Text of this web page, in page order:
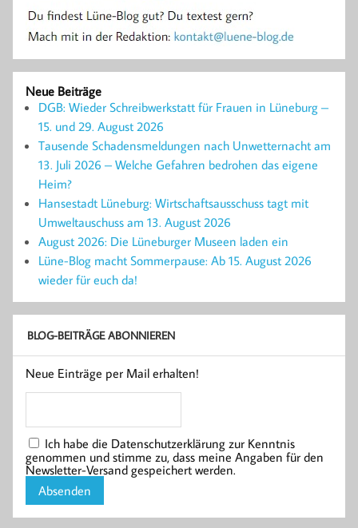
Neue Beiträge
DGB: Wieder Schreibwerkstatt für Frauen in Lüneburg –
15. und 29. August 2026
Tausende Schadensmeldungen nach Unwetternacht am
13. Juli 2026 – Welche Gefahren bedrohen das eigene
Heim?
Hansestadt Lüneburg: Wirtschaftsausschuss tagt mit
Umweltauschuss am 13. August 2026
August 2026: Die Lüneburger Museen laden ein
Lüne-Blog macht Sommerpause: Ab 15. August 2026
wieder für euch da!
BLOG-BEITRÄGE ABONNIEREN
Neue Einträge per Mail erhalten!
Ich habe die Datenschutzerklärung zur Kenntnis
genommen und stimme zu, dass meine Angaben für den
Newsletter-Versand gespeichert werden.